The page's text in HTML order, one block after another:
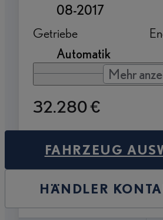
08-2017
Getriebe
Automatik
Mehr
32.280 €
FAHRZEUG
HÄNDLER